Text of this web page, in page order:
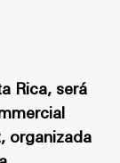
Rica, será
organizada